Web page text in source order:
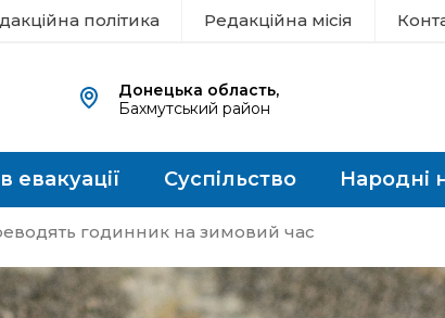
політика Редакційна місія
Донецька область,
Бахмутський район
евакуації Суспільство Народні
годинник на зимовий час